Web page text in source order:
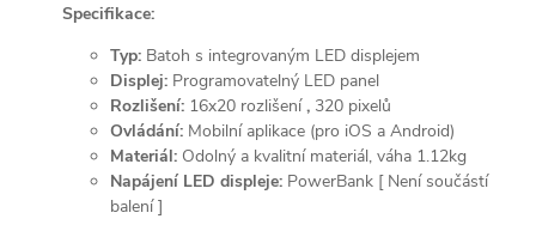
Specifikace:
Typ: Batoh s integrovaným LED displejem
Displej: Programovatelný LED panel
Rozlišení: 16x20 rozlišení, 320 pixelů
Ovládání: Mobilní aplikace (pro iOS a Android)
Materiál: Odolný a kvalitní materiál, váha 1.12kg
Napájení LED displeje: PowerBank [ Není součástí
balení ]